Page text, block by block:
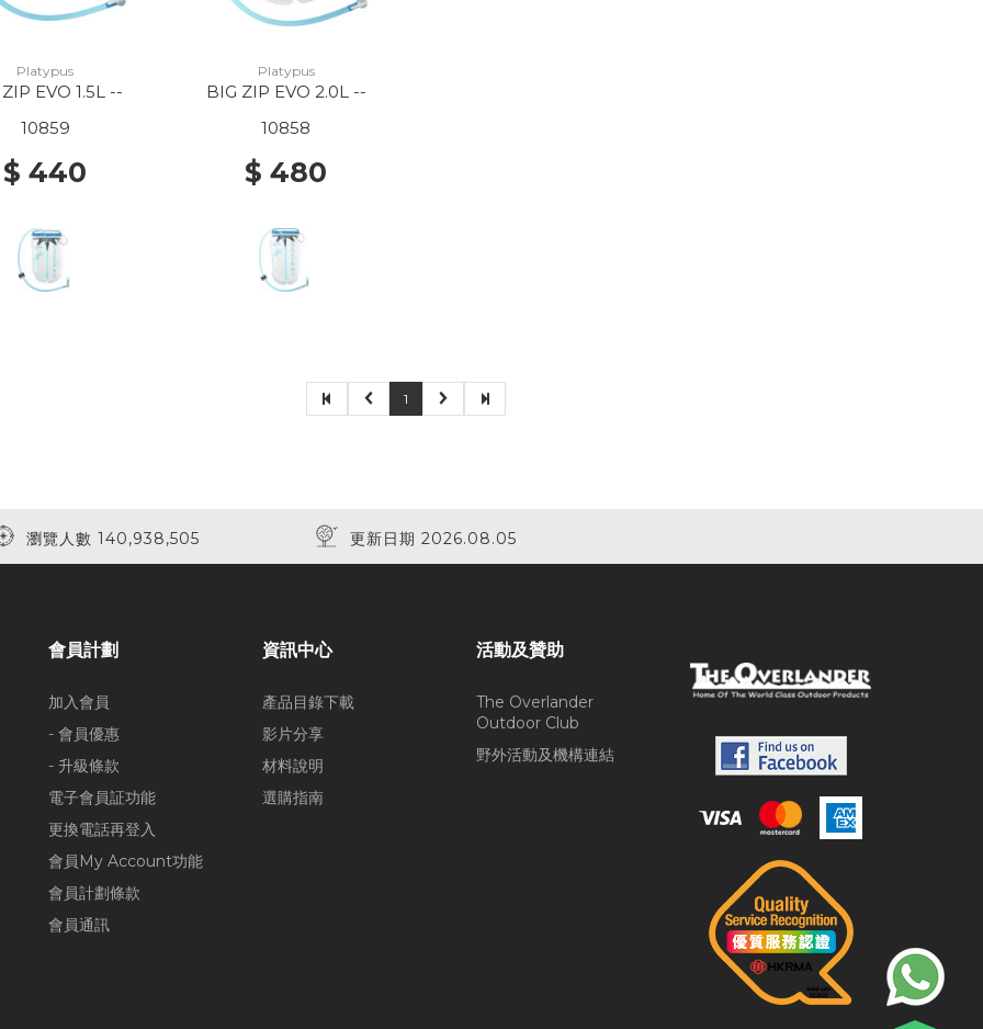
Platypus
EVO 1.5L --
10859
$ 440
Platypus
BIG ZIP EVO 2.0L --
10858
$ 480
1
瀏覽人數 140,938,505 更新日期 2026.08.05
會員計劃
加入會員
- 會員優惠
- 升級條款
電子會員証功能
更換電話再登入
會員My Account功能
會員計劃條款
會員通訊
資訊中心
產品目錄下載
影片分享
材料說明
選購指南
活動及贊助
The Overlander
Outdoor Club
野外活動及機構連結